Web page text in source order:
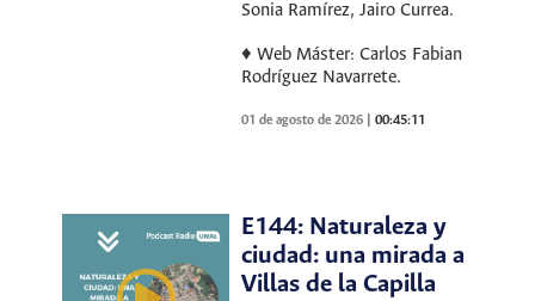
Sonia Ramírez, Jairo Currea.
♦ Web Máster: Carlos Fabian
Rodríguez Navarrete.
01 de agosto de 2026 |00:45:11
E144: Naturaleza y
ciudad: una mirada a
Villas de la Capilla